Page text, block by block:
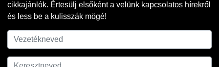
cikkajánlók. Értesülj elsőként a velünk kapcsolatos hírekről
és less be a kulisszák mögé!